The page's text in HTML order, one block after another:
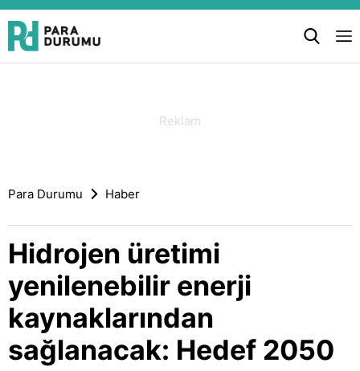
Para Durumu Haber
Hidrojen üretimi
yenilenebilir enerji
kaynaklarından
sağlanacak: Hedef 2050